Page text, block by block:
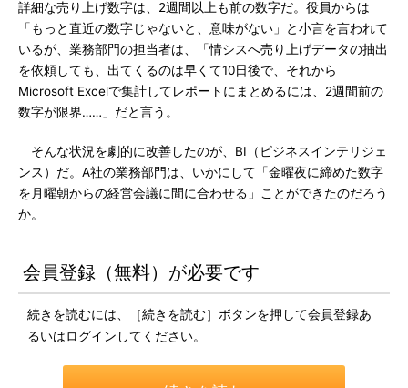
詳細な売り上げ数字は、2週間以上も前の数字だ。役員からは
「もっと直近の数字じゃないと、意味がない」と小言を言われて
いるが、業務部門の担当者は、「情シスへ売り上げデータの抽出
を依頼しても、出てくるのは早くて10日後で、それから
Microsoft Excelで集計してレポートにまとめるには、2週間前の
数字が限界……」だと言う。
そんな状況を劇的に改善したのが、BI（ビジネスインテリジェ
ンス）だ。A社の業務部門は、いかにして「金曜夜に締めた数字
を月曜朝からの経営会議に間に合わせる」ことができたのだろう
か。
会員登録（無料）が必要です
続きを読むには、［続きを読む］ボタンを押して会員登録あ
るいはログインしてください。